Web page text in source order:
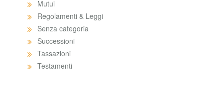
Mutui
Regolamenti & Leggi
Senza categoria
Successioni
Tassazioni
Testamenti